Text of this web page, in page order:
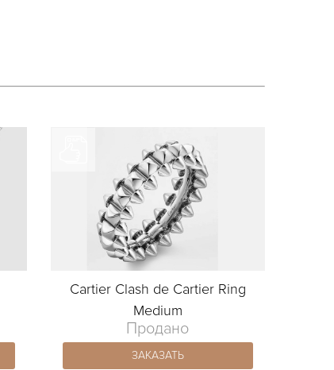
Cartier Clash de Cartier Ring
Medium
Продано
ЗАКАЗАТЬ